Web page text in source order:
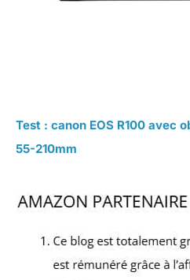
Test : canon EOS R100 avec
55-210mm